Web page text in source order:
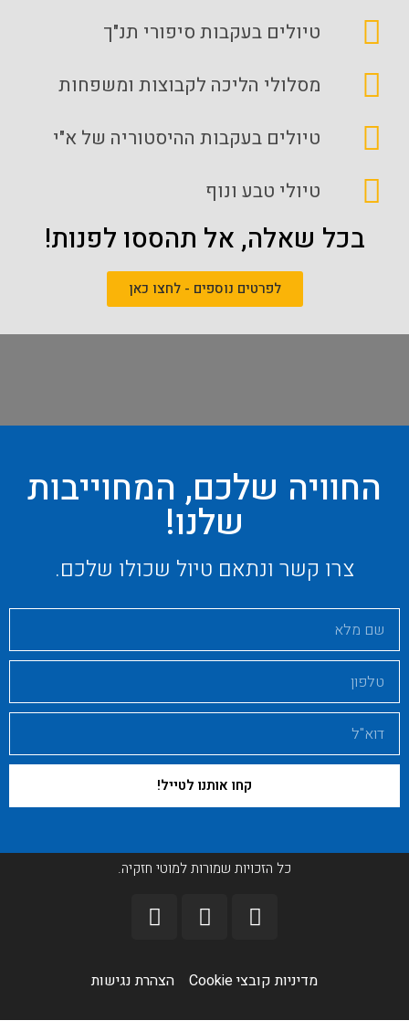
טיולים בעקבות סיפורי תנ"ך
מסלולי הליכה לקבוצות ומשפחות
טיולים בעקבות ההיסטוריה של א"י
טיולי טבע ונוף
בכל שאלה, אל תהססו לפנות!
לפרטים נוספים - לחצו כאן
החוויה שלכם, המחוייבות
שלנו!
צרו קשר ונתאם טיול שכולו שלכם.
קחו אותנו לטייל!
כל הזכויות שמורות למוטי חזקיה.
מדיניות קובצי Cookie​ הצהרת נגישות